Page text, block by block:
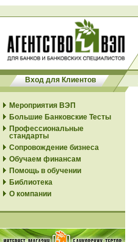
Вход для Клиентов
Мероприятия ВЭП
Большие Банковские Тесты
Профессиональные
стандарты
Сопровождение бизнеса
Обучаем финансам
Помощь в обучении
Библиотека
О компании